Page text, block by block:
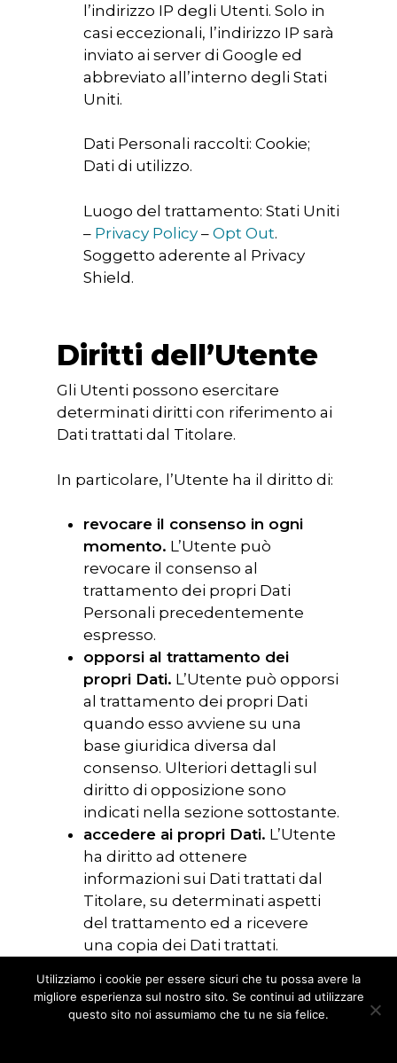
l’indirizzo IP degli Utenti. Solo in
casi eccezionali, l’indirizzo IP sarà
inviato ai server di Google ed
abbreviato all’interno degli Stati
Uniti.
Dati Personali raccolti: Cookie;
Dati di utilizzo.
Luogo del trattamento: Stati Uniti
– Privacy Policy – Opt Out.
Soggetto aderente al Privacy
Shield.
Diritti dell’Utente
Gli Utenti possono esercitare
determinati diritti con riferimento ai
Dati trattati dal Titolare.
In particolare, l’Utente ha il diritto di:
revocare il consenso in ogni
momento. L’Utente può
revocare il consenso al
trattamento dei propri Dati
Personali precedentemente
espresso.
opporsi al trattamento dei
propri Dati. L’Utente può opporsi
al trattamento dei propri Dati
quando esso avviene su una
base giuridica diversa dal
consenso. Ulteriori dettagli sul
diritto di opposizione sono
indicati nella sezione sottostante.
accedere ai propri Dati. L’Utente
ha diritto ad ottenere
informazioni sui Dati trattati dal
Titolare, su determinati aspetti
del trattamento ed a ricevere
una copia dei Dati trattati.
rettificazione. L’Utente può
verificare la correttezza dei propri
Utilizziamo i cookie per essere sicuri che tu possa avere la
migliore esperienza sul nostro sito. Se continui ad utilizzare
questo sito noi assumiamo che tu ne sia felice.